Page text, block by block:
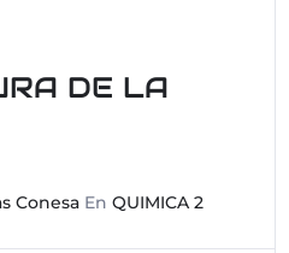
DE LA
ConesaEn QUIMICA 2